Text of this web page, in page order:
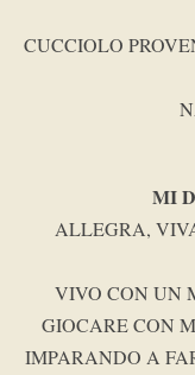
CUCCIOLO
MI
ALLEGRA,
VIVO CON UN
GIOCARE CON
IMPARANDO A